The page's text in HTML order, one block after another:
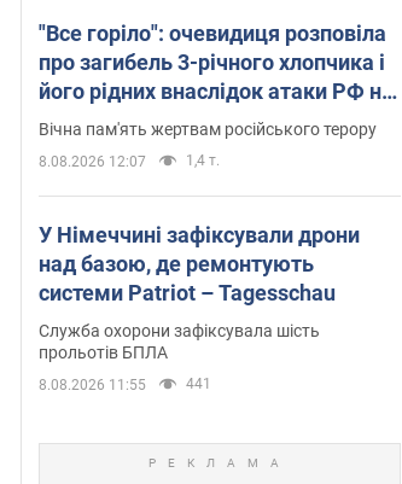
"Все горіло": очевидиця розповіла
про загибель 3-річного хлопчика і
його рідних внаслідок атаки РФ на
Київщину. Відео та фото
Вічна пам'ять жертвам російського терору
8.08.2026 12:07 1,4 т.
У Німеччині зафіксували дрони
над базою, де ремонтують
системи Patriot – Tagesschau
Служба охорони зафіксувала шість
прольотів БПЛА
8.08.2026 11:55 441